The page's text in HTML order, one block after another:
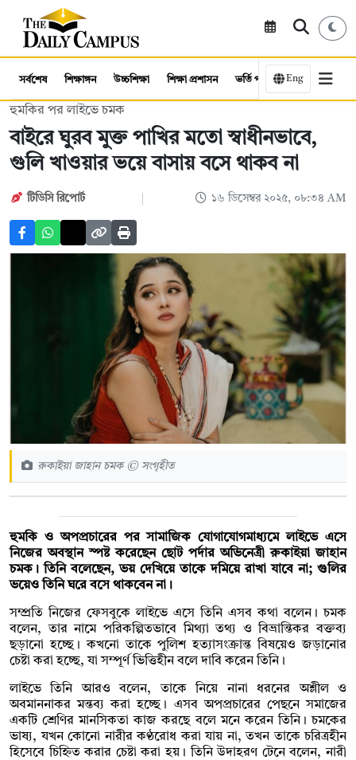
সর্বশেষ শিক্ষাঙ্গন উচ্চশিক্ষা শিক্ষা প্রশাসন ভর্তি পরীক্ষা কর্মসংস্থান
Eng
হুমকির পর লাইভে চমক
বাইরে ঘুরব মুক্ত পাখির মতো স্বাধীনভাবে,
গুলি খাওয়ার ভয়ে বাসায় বসে থাকব না
টিডিসি রিপোর্ট ১৬ ডিসেম্বর ২০২৫, ০৮:৩৪ AM
রুকাইয়া জাহান চমক © সংগৃহীত
হুমকি ও অপপ্রচারের পর সামাজিক যোগাযোগমাধ্যমে লাইভে এসে
নিজের অবস্থান স্পষ্ট করেছেন ছোট পর্দার অভিনেত্রী রুকাইয়া জাহান
চমক। তিনি বলেছেন, ভয় দেখিয়ে তাকে দমিয়ে রাখা যাবে না; গুলির
ভয়েও তিনি ঘরে বসে থাকবেন না।
সম্প্রতি নিজের ফেসবুকে লাইভে এসে তিনি এসব কথা বলেন। চমক
বলেন, তার নামে পরিকল্পিতভাবে মিথ্যা তথ্য ও বিভ্রান্তিকর বক্তব্য
ছড়ানো হচ্ছে। কখনো তাকে পুলিশ হত্যাসংক্রান্ত বিষয়েও জড়ানোর
চেষ্টা করা হচ্ছে, যা সম্পূর্ণ ভিত্তিহীন বলে দাবি করেন তিনি।
লাইভে তিনি আরও বলেন, তাকে নিয়ে নানা ধরনের অশ্লীল ও
অবমাননাকর মন্তব্য করা হচ্ছে। এসব অপপ্রচারের পেছনে সমাজের
একটি শ্রেণির মানসিকতা কাজ করছে বলে মনে করেন তিনি। চমকের
ভাষ্য, যখন কোনো নারীর কণ্ঠরোধ করা যায় না, তখন তাকে চরিত্রহীন
হিসেবে চিহ্নিত করার চেষ্টা করা হয়। তিনি উদাহরণ টেনে বলেন, নারী